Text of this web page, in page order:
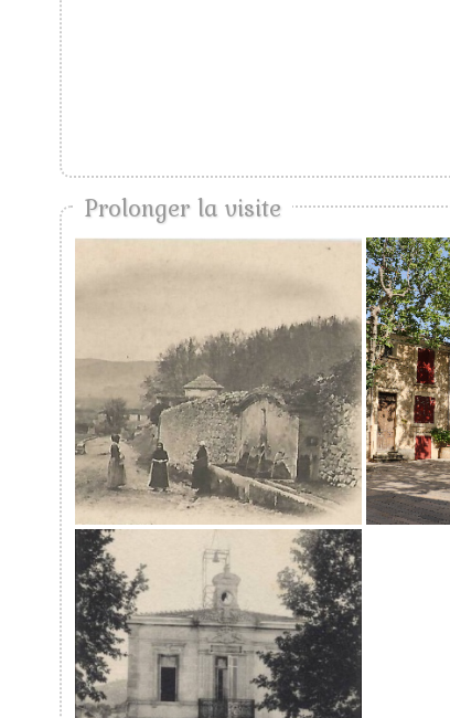
Prolonger la visite
Lavoir et fontaine : l’eau au
quotidien dans le village